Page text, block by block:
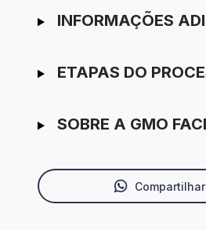
INFORMAÇÕES
ETAPAS DO
SOBRE A GMO